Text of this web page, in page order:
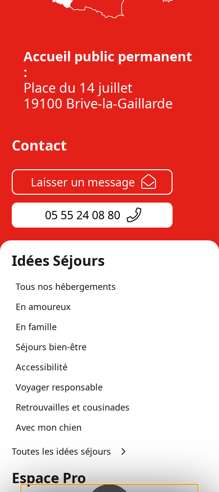
Accueil public permanent
:
Place du 14 juillet
19100 Brive-la-Gaillarde
Contact
Laisser un message
05 55 24 08 80
Idées Séjours
Tous nos hébergements
En amoureux
En famille
Séjours bien-être
Accessibilité
Voyager responsable
Retrouvailles et cousinades
Avec mon chien
Toutes les idées séjours
Espace Pro